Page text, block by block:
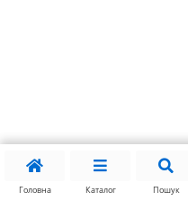
Головна Каталог Пошук